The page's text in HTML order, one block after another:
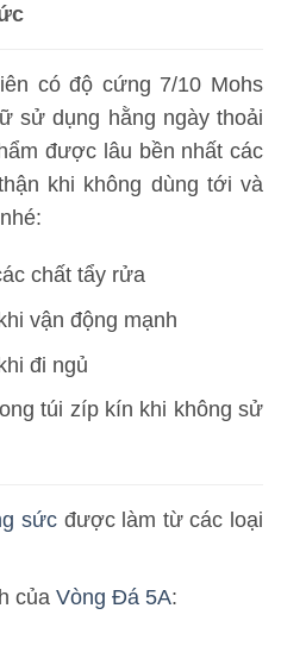
có độ cứng 7/10 Mohs
sử dụng hằng ngày thoải
được lâu bền nhất các
khi không dùng tới và
chất tẩy rửa
vận động mạnh
đi ngủ
túi zíp kín khi không sử
sứcđược làm từ các loại
của Vòng Đá 5A: